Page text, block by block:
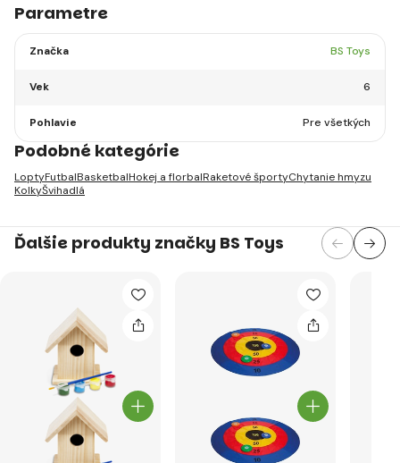
Parametre
Značka BS Toys
Vek 6
Pohlavie Pre všetkých
Podobné kategórie
LoptyFutbalBasketbalHokej a florbalRaketové športyChytanie hmyzu
KolkyŠvihadlá
Ďalšie produkty značky BS Toys